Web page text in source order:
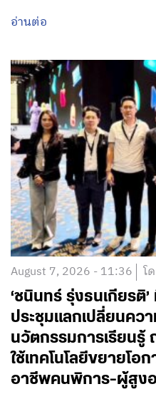
อ่านต่อ
August 7, 2026 - 11:36 โ
‘ชนินทร์ รุ่งธนเกียรติ
ประชุมแลกเปลี่ยนคว
นวัตกรรมการเรียนรู้
ใช้เทคโนโลยีขยายโอ
อาชีพคนพิการ-ผู้สูง